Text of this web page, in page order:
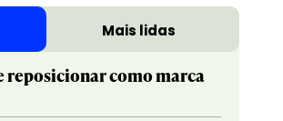
Mais lidas
reposicionar como marca